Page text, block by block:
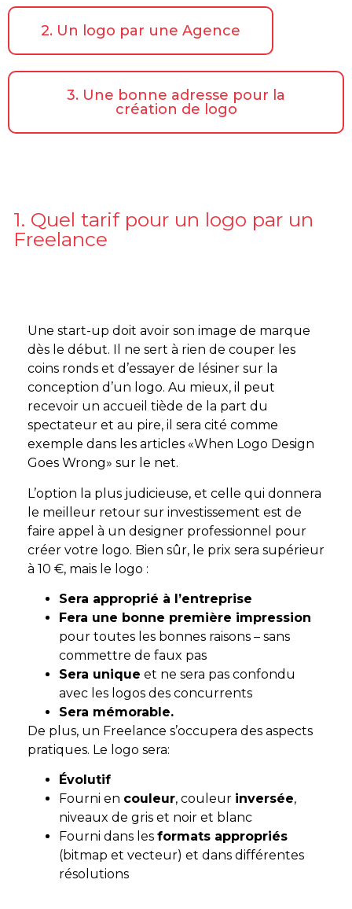
2. Un logo par une Agence
3. Une bonne adresse pour la
création de logo
1. Quel tarif pour un logo par un
Freelance
Une start-up doit avoir son image de marque
dès le début. Il ne sert à rien de couper les
coins ronds et d’essayer de lésiner sur la
conception d’un logo. Au mieux, il peut
recevoir un accueil tiède de la part du
spectateur et au pire, il sera cité comme
exemple dans les articles «When Logo Design
Goes Wrong» sur le net.
L’option la plus judicieuse, et celle qui donnera
le meilleur retour sur investissement est de
faire appel à un designer professionnel pour
créer votre logo. Bien sûr, le prix sera supérieur
à 10 €, mais le logo :
Sera approprié à l’entreprise
Fera une bonne première impression
pour toutes les bonnes raisons – sans
commettre de faux pas
Sera unique et ne sera pas confondu
avec les logos des concurrents
Sera mémorable.
De plus, un Freelance s’occupera des aspects
pratiques. Le logo sera:
Évolutif
Fourni en couleur, couleur inversée,
niveaux de gris et noir et blanc
Fourni dans les formats appropriés
(bitmap et vecteur) et dans différentes
résolutions